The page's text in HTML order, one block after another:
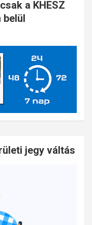
a KHESZ
jegy váltás